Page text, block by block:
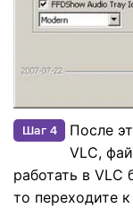
Шаг 4
После
VLC,
работать в VLC
то переходите